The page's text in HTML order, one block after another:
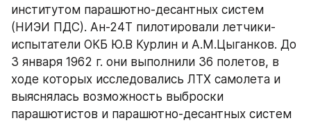
институтом парашютно-десантных систем
(НИЭИ ПДС). Ан-24Т пилотировали летчики-
испытатели ОКБ Ю.В Курлин и А.М.Цыганков. До
3 января 1962 г. они выполнили 36 полетов, в
ходе которых исследовались ЛТХ самолета и
выяснялась возможность выброски
парашютистов и парашютно-десантных систем